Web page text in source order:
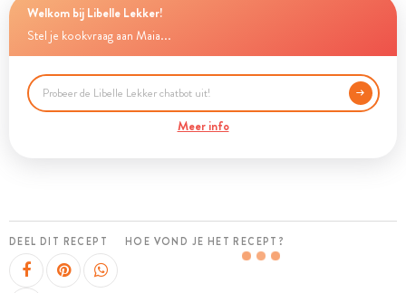
Welkom bij Libelle Lekker!
Stel je kookvraag aan Maia...
Meer info
DEEL DIT RECEPT HOE VOND JE HET RECEPT?